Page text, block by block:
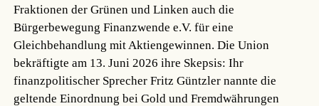
Fraktionen der Grünen und Linken auch die
Bürgerbewegung Finanzwende e.V. für eine
Gleichbehandlung mit Aktiengewinnen. Die Union
bekräftigte am 13. Juni 2026 ihre Skepsis: Ihr
finanzpolitischer Sprecher Fritz Güntzler nannte die
geltende Einordnung bei Gold und Fremdwährungen